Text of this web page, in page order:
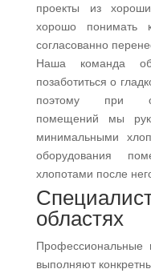
проекты из
хорошо понимать
согласованно
Наша команда
позаботиться о
поэтому при
помещений мы
минимальными
оборудования
хлопотами после
областях
Профессиональные
выполняют